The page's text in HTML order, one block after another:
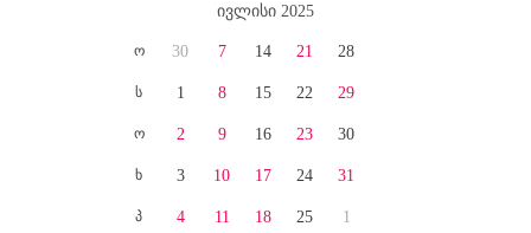
ივლისი 2025
ო
ს
ო
ხ
პ
30
1
2
3
4
7
8
9
10
11
14
15
16
17
18
21
22
23
24
25
28
29
30
31
1